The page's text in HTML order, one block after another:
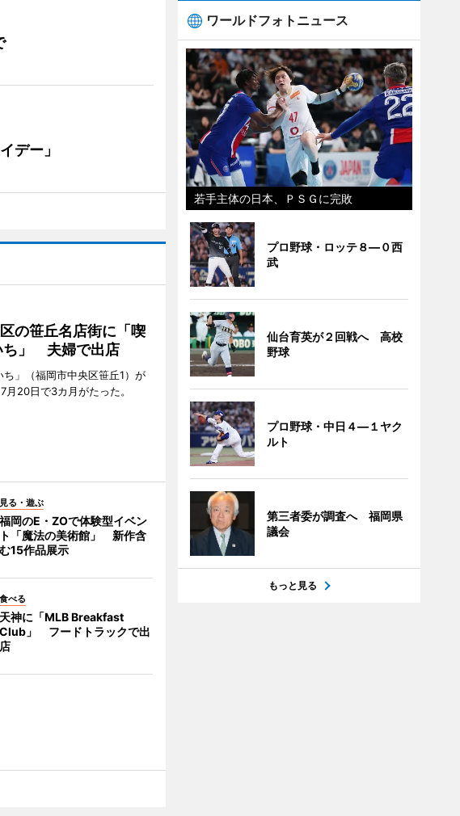
デー」
の笹丘名店街に「喫
ち」 夫婦で出店
ち」（福岡市中央区笹丘1）が
月20日で3カ月がたった。
見る・遊ぶ
福岡のE・ZOで体験型イベン
ト「魔法の美術館」 新作含
む15作品展示
食べる
天神に「MLB Breakfast
Club」 フードトラックで出
店
ワールドフォトニュース
若手主体の日本、ＰＳＧに完敗
プロ野球・ロッテ８―０西
武
仙台育英が２回戦へ 高校
野球
プロ野球・中日４―１ヤク
ルト
第三者委が調査へ 福岡県
議会
もっと見る